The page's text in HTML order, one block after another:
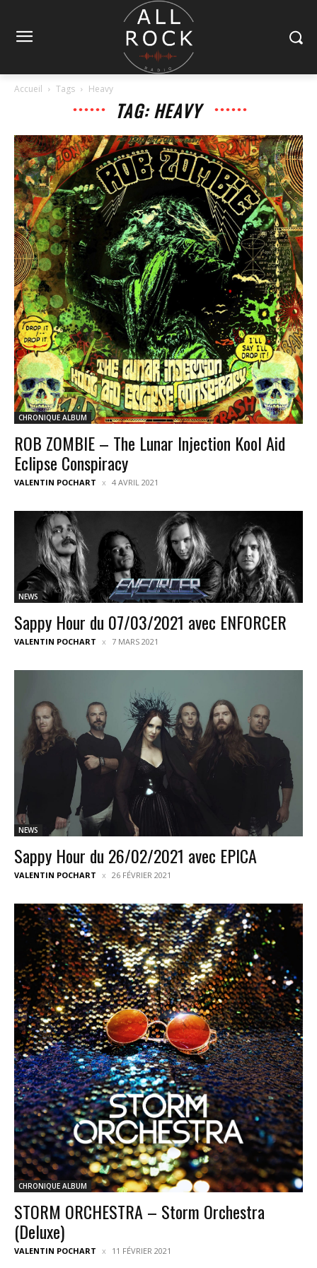
Accueil Tags Heavy
TAG: HEAVY
CHRONIQUE ALBUM
ROB ZOMBIE – The Lunar Injection Kool Aid
Eclipse Conspiracy
VALENTIN POCHART 4 AVRIL 2021
NEWS
Sappy Hour du 07/03/2021 avec ENFORCER
VALENTIN POCHART 7 MARS 2021
NEWS
Sappy Hour du 26/02/2021 avec EPICA
VALENTIN POCHART 26 FÉVRIER 2021
CHRONIQUE ALBUM
STORM ORCHESTRA – Storm Orchestra
(Deluxe)
VALENTIN POCHART 11 FÉVRIER 2021